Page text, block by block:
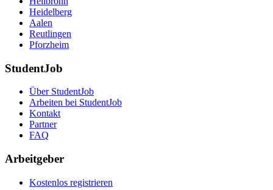
Heidelberg
Aalen
Reutlingen
Pforzheim
StudentJob
Über StudentJob
Arbeiten bei StudentJob
Kontakt
Partner
FAQ
Arbeitgeber
Kostenlos registrieren